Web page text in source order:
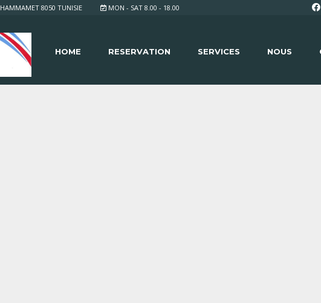
MON - SAT 8.00 - 18.00
HAMMAMET 8050 TUNISIE
HOME RESERVATION SERVICES NOUS